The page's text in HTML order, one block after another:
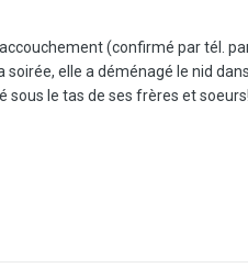
(confirmé par tél.
soirée, elle a déménagé le nid
sous le tas de ses frères et soeurs!